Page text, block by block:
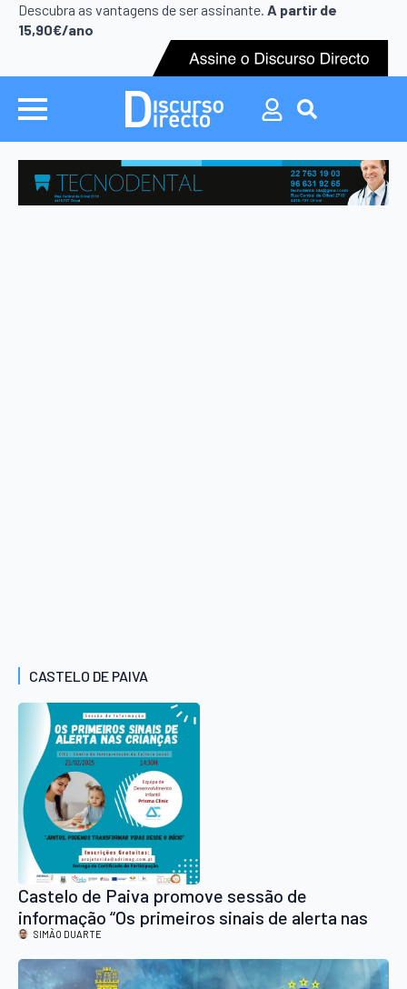
Descubra as vantagens de ser assinante. A partir de
15,90€/ano
Search
for:
Search
CASTELO DE PAIVA
Castelo de Paiva promove sessão de
informação “Os primeiros sinais de alerta nas
crianças”
SIMÃO DUARTE